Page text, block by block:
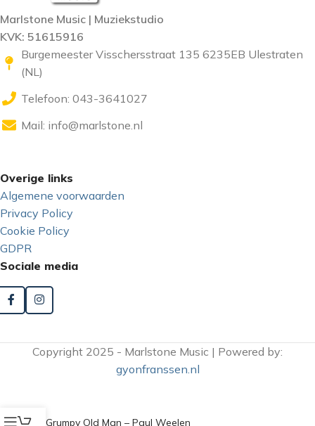
Marlstone Music | Muziekstudio
KVK: 51615916
Burgemeester Visschersstraat 135 6235EB Ulestraten
(NL)
Telefoon: 043-3641027
Mail: info@marlstone.nl
Overige links
Algemene voorwaarden
Privacy Policy
Cookie Policy
GDPR
Sociale media
Copyright 2025 - Marlstone Music | Powered by:
gyonfranssen.nl
Grumpy Old Man – Paul Weelen